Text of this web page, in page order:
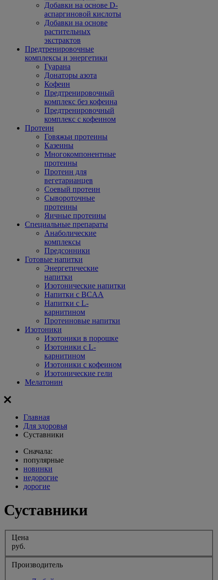
Добавки на основе D-
аспаргиновой кислоты
Добавки на основе
растительных
экстрактов
Предтренировочные
комплексы и энергетики
Гуарана
Донаторы азота
Кофеин
Предтренировочный
комплекс без кофеина
Предтренировочный
комплекс с кофеином
Протеин
Говяжьи протеины
Казеины
Многокомпонентные
протеины
Протеин для
вегетарианцев
Соевый протеин
Сывороточные
протеины
Яичные протеины
Специальные препараты
Анаболические
комплексы
Предсонники
Готовые напитки
Энергетические
напитки
Изотонические напитки
Напитки с BCAA
Напитки с L-
карнитином
Протеиновые напитки
Изотоники
Изотоники в порошке
Изотоники с L-
карнитином
Изотоники с кофеином
Изотонические гели
Мелатонин
Главная
Для здоровья
Суставники
Сначала:
популярные
новинки
недорогие
дорогие
Суставники
Цена
руб.
Производитель